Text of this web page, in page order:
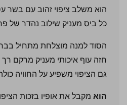
הוא משלב ציפוי זהוב עם בשר
כל ביס מעניק שילוב נהדר של
הסוד למנה מוצלחת מתחיל
חזה עוף איכותי מעניק מרקם רך
גם הציפוי משפיע על החוויה
הוא מקבל את אופיו בזכות